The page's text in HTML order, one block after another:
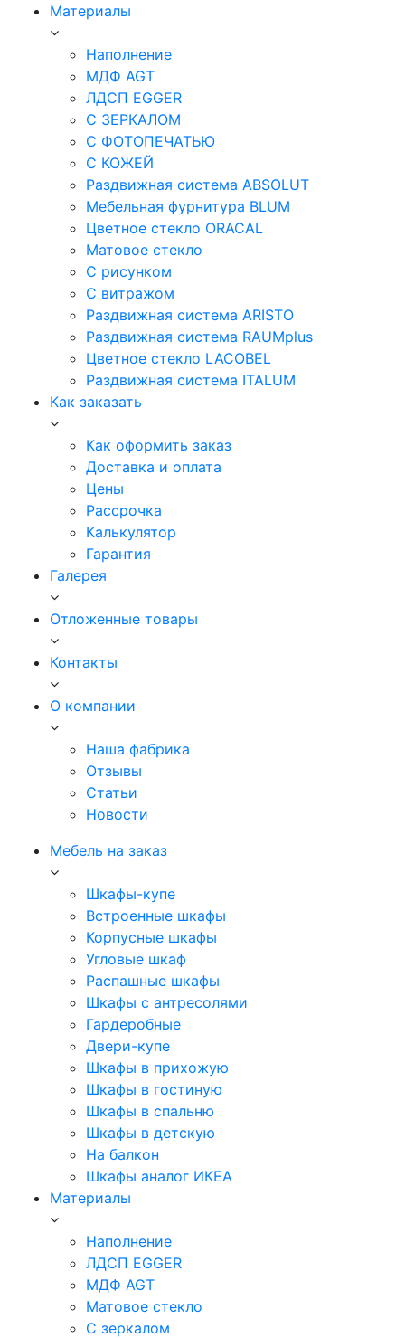
Материалы
Наполнение
МДФ AGT
ЛДСП EGGER
С ЗЕРКАЛОМ
С ФОТОПЕЧАТЬЮ
С КОЖЕЙ
Раздвижная система ABSOLUT
Мебельная фурнитура BLUM
Цветное стекло ORACAL
Матовое стекло
C рисунком
C витражом
Раздвижная система ARISTO
Раздвижная система RAUMplus
Цветное стекло LACOBEL
Раздвижная система ITALUM
Как заказать
Как оформить заказ
Доставка и оплата
Цены
Рассрочка
Калькулятор
Гарантия
Галерея
Отложенные товары
Контакты
О компании
Наша фабрика
Отзывы
Статьи
Новости
Мебель на заказ
Шкафы-купе
Встроенные шкафы
Корпусные шкафы
Угловые шкаф
Распашные шкафы
Шкафы с антресолями
Гардеробные
Двери-купе
Шкафы в прихожую
Шкафы в гостиную
Шкафы в спальню
Шкафы в детскую
На балкон
Шкафы аналог ИКЕА
Материалы
Наполнение
ЛДСП EGGER
МДФ AGT
Матовое стекло
С зеркалом